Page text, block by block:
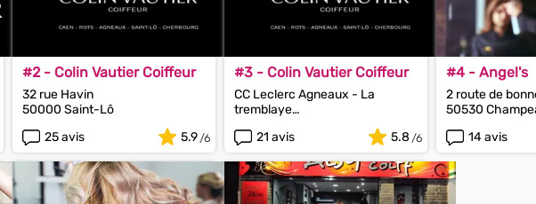
#2 - Colin Vautier Coiffeur
32 rue Havin
50000 Saint-Lô
25 avis
5.9
#3 - Colin Vautier Coiffeur
CC Leclerc Agneaux - La
tremblaye
21 avis 5.8
#4 - Angel's
2 route de
50530
14 avis